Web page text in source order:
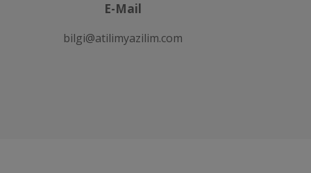
E-Mail
bilgi@atilimyazilim.com